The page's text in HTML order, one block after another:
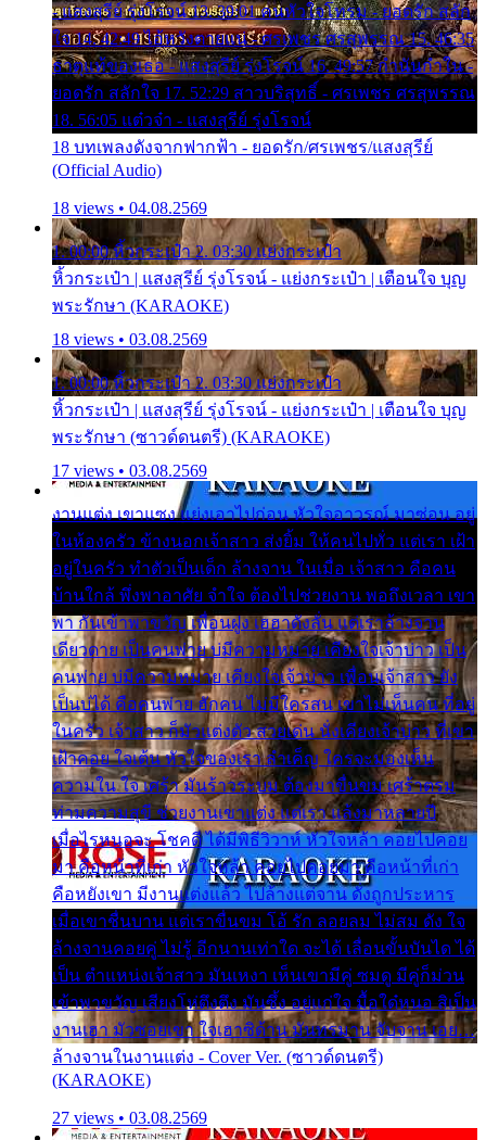
- แสงสุรีย์ รุ่งโรจน์ 13. 39:01 คนหัวใจโทรม - ยอดรัก สลัก
ใจ 14. 42:49 ไอ้หวังตายแน่ - ศรเพชร ศรสุพรรณ 15. 46:35
ธาตุแท้ของเธอ - แสงสุรีย์ รุ่งโรจน์ 16. 49:57 กำนันกำใน -
ยอดรัก สลักใจ 17. 52:29 สาวบริสุทธิ์ - ศรเพชร ศรสุพรรณ
18. 56:05 แต๋วจ๋า - แสงสุรีย์ รุ่งโรจน์
18 บทเพลงดังจากฟากฟ้า - ยอดรัก/ศรเพชร/แสงสุรีย์
(Official Audio)
18 views • 04.08.2569
1. 00:00 หิ้วกระเป๋า 2. 03:30 แย่งกระเป๋า
หิ้วกระเป๋า | แสงสุรีย์ รุ่งโรจน์ - แย่งกระเป๋า | เตือนใจ บุญ
พระรักษา (KARAOKE)
18 views • 03.08.2569
1. 00:00 หิ้วกระเป๋า 2. 03:30 แย่งกระเป๋า
หิ้วกระเป๋า | แสงสุรีย์ รุ่งโรจน์ - แย่งกระเป๋า | เตือนใจ บุญ
พระรักษา (ซาวด์ดนตรี) (KARAOKE)
17 views • 03.08.2569
งานแต่ง เขาแซง แย่งเอาไปก่อน หัวใจอาวรณ์ มาซ่อน อยู่
ในห้องครัว ข้างนอกเจ้าสาว ส่งยิ้ม ให้คนไปทั่ว แต่เรา เฝ้า
อยู่ในครัว ทำตัวเป็นเด็ก ล้างจาน ในเมื่อ เจ้าสาว คือคน
บ้านใกล้ พึ่งพาอาศัย จำใจ ต้องไปช่วยงาน พอถึงเวลา เขา
พา กันเข้าพาขวัญ เพื่อนฝูง เฮฮาดังลั่น แต่เราล้างจาน
เดียวดาย เป็นคนพ่าย บ่มีความหมาย เคียงใจเจ้าบ่าว เป็น
คนพ่าย บ่มีความหมาย เคียงใจเจ้าบ่าว เพื่อนเจ้าสาว ยัง
เป็นบ่ได้ คือคนพ่าย ฮักคน ไม่มีใครสน เขาไม่เห็นคน ที่อยู่
ในครัว เจ้าสาว ก็มัวแต่งตัว สวยเด่น นั่งเคียงเจ้าบ่าว ที่เขา
เฝ้าคอย ใจเต้น หัวใจของเรา ลำเค็ญ ใครจะมองเห็น
ความใน ใจ เศร้า มันร้าวระบม ต้องมาขื่นขม เศร้าตรม
ท่ามความสุขี ช่วยงานเขาแต่ง แต่เรา แล้งมาหลายปี
เมื่อไรหนอจะ โชคดี ได้มีพิธีวิวาห์ หัวใจหล้า คอยไปคอย
มา คือหน้าที่เก่า หัวใจหล้า คอยไปคอยมา คือหน้าที่เก่า
คือหยังเขา มีงานแต่งแล้ว ไปล้างแต่จาน ดั่งถูกประหาร
เมื่อเขาชื่นบาน แต่เราขื่นขม โอ้ รัก ลอยลม ไม่สม ดัง ใจ
ล้างจานคอยคู่ ไม่รู้ อีกนานเท่าใด จะได้ เลื่อนขั้นบันได ได้
เป็น ตำแหน่งเจ้าสาว มันเหงา เห็นเขามีคู่ ซมดู มีคู่ก็ม่วน
เข้าพาขวัญ เสียงโห่ตึงตึง มันซึ้ง อยู่แก่ใจ มื้อใด๋หนอ สิเป็น
งานเฮา มัวซอยเขา ใจเฮาซิด้าน มันทรมาน จับจาน เอย…
ล้างจานในงานแต่ง - Cover Ver. (ซาวด์ดนตรี)
(KARAOKE)
27 views • 03.08.2569